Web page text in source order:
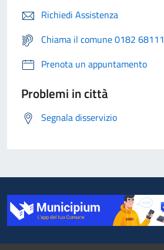
Richiedi Assistenza
Chiama il comune 0182 68111
Prenota un appuntamento
Problemi in città
Segnala disservizio